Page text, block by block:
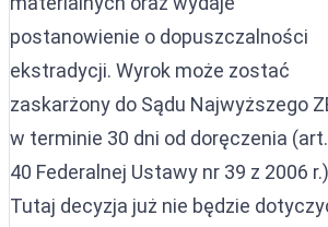
postanowienie o dopuszczalności
ekstradycji. Wyrok może zostać
zaskarżony do Sądu Najwyższego
w terminie 30 dni od doręczenia (art.
40 Federalnej Ustawy nr 39 z 2006
Tutaj decyzja już nie będzie